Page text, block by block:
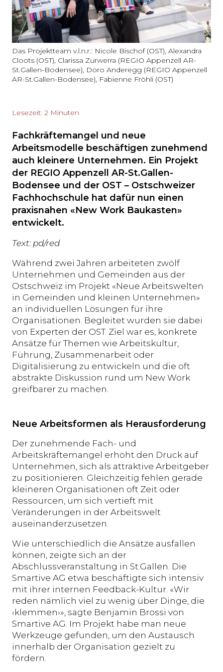
Das Projektteam v.l.n.r.: Nicole Bischof (OST), Alexandra
Cloots (OST), Clarissa Zurwerra (REGIO Appenzell AR-
St.Gallen-Bodensee), Doro Anderegg (REGIO Appenzell
AR-St.Gallen-Bodensee), Fabienne Fröhli (OST)
Lesezeit: 2 Minuten
Fachkräftemangel und neue
Arbeitsmodelle beschäftigen zunehmend
auch kleinere Unternehmen. Ein Projekt
der REGIO Appenzell AR-St.Gallen-
Bodensee und der OST – Ostschweizer
Fachhochschule hat dafür nun einen
praxisnahen «New Work Baukasten»
entwickelt.
Text: pd/red
Während zwei Jahren arbeiteten zwölf
Unternehmen und Gemeinden aus der
Ostschweiz im Projekt «Neue Arbeitswelten
in Gemeinden und kleinen Unternehmen»
an individuellen Lösungen für ihre
Organisationen. Begleitet wurden sie dabei
von Experten der OST. Ziel war es, konkrete
Ansätze für Themen wie Arbeitskultur,
Führung, Zusammenarbeit oder
Digitalisierung zu entwickeln und die oft
abstrakte Diskussion rund um New Work
greifbarer zu machen.
Neue Arbeitsformen als Herausforderung
Der zunehmende Fach- und
Arbeitskräftemangel erhöht den Druck auf
Unternehmen, sich als attraktive Arbeitgeber
zu positionieren. Gleichzeitig fehlen gerade
kleineren Organisationen oft Zeit oder
Ressourcen, um sich vertieft mit
Veränderungen in der Arbeitswelt
auseinanderzusetzen.
Wie unterschiedlich die Ansätze ausfallen
können, zeigte sich an der
Abschlussveranstaltung in St.Gallen. Die
Smartive AG etwa beschäftigte sich intensiv
mit ihrer internen Feedback-Kultur. «Wir
reden nämlich viel zu wenig über Dinge, die
‹klemmen›», sagte Benjamin Brossi von
Smartive AG. Im Projekt habe man neue
Werkzeuge gefunden, um den Austausch
innerhalb der Organisation gezielt zu
fördern.